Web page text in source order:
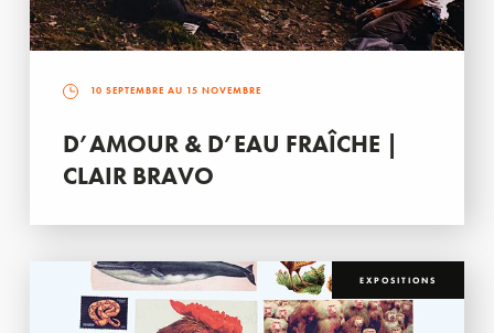
10 SEPTEMBRE AU 15 NOVEMBRE
D’AMOUR & D’EAU FRAÎCHE |
CLAIR BRAVO
EXPOSITIONS